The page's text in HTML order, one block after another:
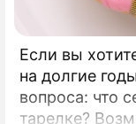
Если вы
на долгие
вопроса: что
тарелке?